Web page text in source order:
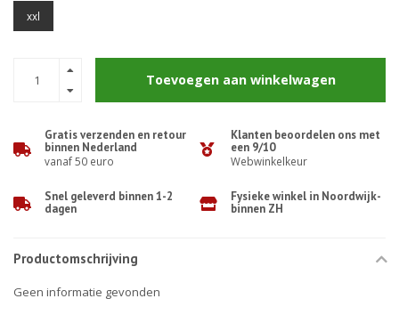
xxl
Toevoegen aan winkelwagen
Gratis verzenden en retour
binnen Nederland
vanaf 50 euro
Klanten beoordelen ons met
een 9/10
Webwinkelkeur
Snel geleverd binnen 1-2
dagen
Fysieke winkel in Noordwijk-
binnen ZH
Productomschrijving
Geen informatie gevonden